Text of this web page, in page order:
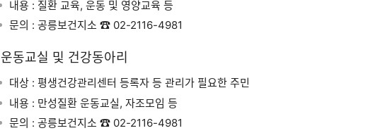
내용 : 질환 교육, 운동 및 영양교육 등
문의 : 공릉보건지소 ☎ 02-2116-4981
운동교실 및 건강동아리
대상 : 평생건강관리센터 등록자 등 관리가 필요한 주민
내용 : 만성질환 운동교실, 자조모임 등
문의 : 공릉보건지소 ☎ 02-2116-4981